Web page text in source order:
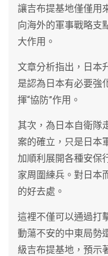
讓吉布提基地僅僅用
向海外的軍事戰略支
大作用。
文章分析指出，日本
是認為日本有必要強
揮“協防”作用。
其次，為日本自衛隊
案的確立，只是日本
加順利展開各種安保
家周圍練兵。對日本
的好去處。
這裡不僅可以通過打
動蕩不安的中東局勢
級吉布提基地，預示